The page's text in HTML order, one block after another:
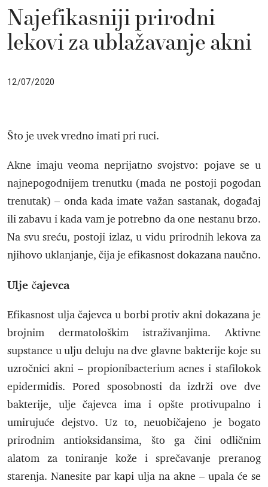
Najefikasniji prirodni
lekovi za ublažavanje akni
12/07/2020
Što je uvek vredno imati pri ruci.
Akne imaju veoma neprijatno svojstvo: pojave se u
najnepogodnijem trenutku (mada ne postoji pogodan
trenutak) – onda kada imate važan sastanak, događaj
ili zabavu i kada vam je potrebno da one nestanu brzo.
Na svu sreću, postoji izlaz, u vidu prirodnih lekova za
njihovo uklanjanje, čija je efikasnost dokazana naučno.
Ulje čajevca
Efikasnost ulja čajevca u borbi protiv akni dokazana je
brojnim dermatološkim istraživanjima. Aktivne
supstance u ulju deluju na dve glavne bakterije koje su
uzročnici akni – propionibacterium acnes i stafilokok
epidermidis. Pored sposobnosti da izdrži ove dve
bakterije, ulje čajevca ima i opšte protivupalno i
umirujuće dejstvo. Uz to, neuobičajeno je bogato
prirodnim antioksidansima, što ga čini odličnim
alatom za toniranje kože i sprečavanje preranog
starenja. Nanesite par kapi ulja na akne – upala će se